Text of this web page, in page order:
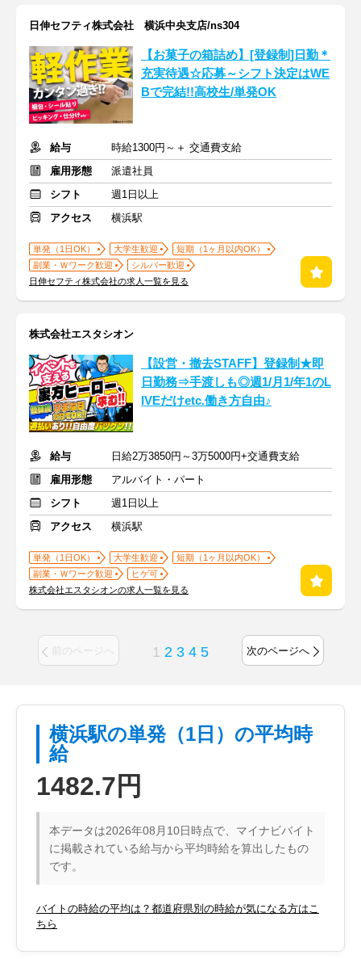
日伸セフティ株式会社 横浜中央支店/ns304
【お菓子の箱詰め】[登録制]日勤＊
充実待遇☆応募～シフト決定はWE
Bで完結!!高校生/単発OK
給与
時給1300円～＋ 交通費支給
雇用形態
派遣社員
シフト
週1日以上
アクセス
横浜駅
単発（1日OK） 大学生歓迎
短期（1ヶ月以内OK）
副業・Ｗワーク歓迎
シルバー歓迎
日伸セフティ株式会社の求人一覧を見る
株式会社エスタシオン
【設営・撤去STAFF】登録制★即
日勤務⇒手渡しも◎週1/月1/年1のL
IVEだけetc.働き方自由♪
給与
日給2万3850円～3万5000円+交通費支給
雇用形態
アルバイト・パート
シフト
週1日以上
アクセス
横浜駅
単発（1日OK） 大学生歓迎
短期（1ヶ月以内OK）
副業・Ｗワーク歓迎
ヒゲ可
株式会社エスタシオンの求人一覧を見る
前のページへ 1 2 3 4 5 次のページへ
横浜駅の単発（1日）の平均時
給
1482.7円
本データは2026年08月10日時点で、マイナビバイト
に掲載されている給与から平均時給を算出したもの
です。
バイトの時給の平均は？都道府県別の時給が気になる方はこ
ちら